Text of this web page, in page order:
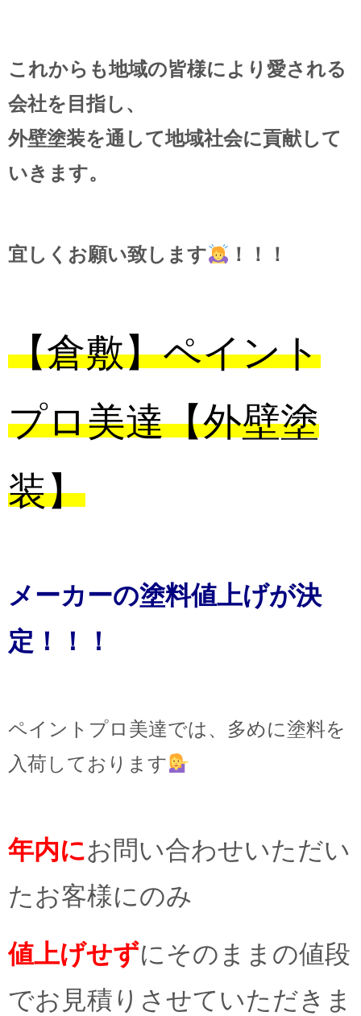
これからも地域の皆様により愛される
会社を目指し、
外壁塗装を通して地域社会に貢献して
いきます。
宜しくお願い致します ！！！
【倉敷】ペイント
プロ美達【外壁塗
装】
メーカーの塗料値上げが決
定！！！
ペイントプロ美達では、多めに塗料を
入荷しております
年内にお問い合わせいただい
たお客様にのみ
値上げせずにそのままの値段
でお見積りさせていただきま